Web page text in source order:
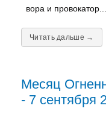
вора и провокатор...
Читать дальше →
Месяц
- 7 сентября